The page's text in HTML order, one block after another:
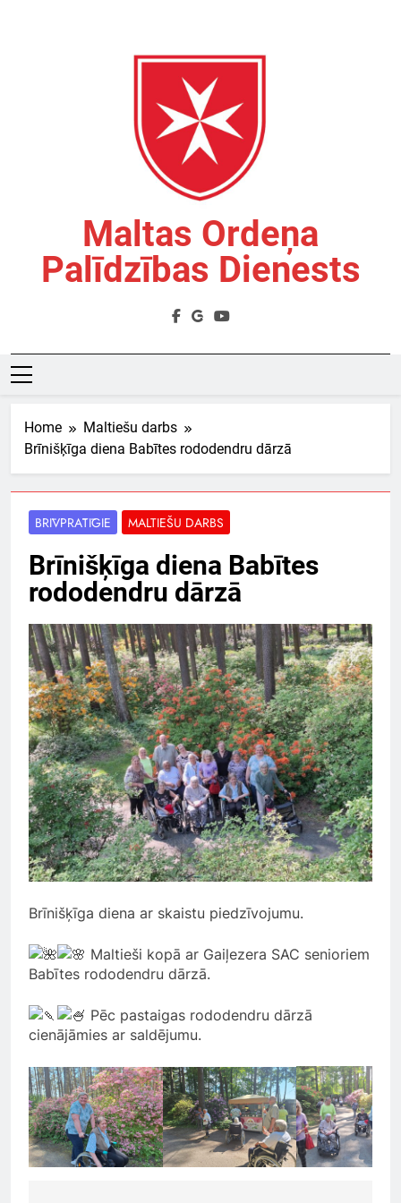
Maltas Ordeņa
Palīdzības Dienests
Home
Maltiešu darbs
Brīnišķīga diena Babītes rododendru dārzā
BRĪVPRĀTĪGIE MALTIEŠU DARBS
Brīnišķīga diena Babītes
rododendru dārzā
Brīnišķīga diena ar skaistu piedzīvojumu.
Maltieši kopā ar Gaiļezera SAC senioriem
Babītes rododendru dārzā.
Pēc pastaigas rododendru dārzā
cienājāmies ar saldējumu.